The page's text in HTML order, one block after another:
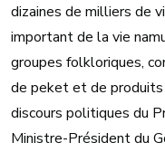
dizaines de milliers de
important de la vie
groupes folkloriques,
de peket et de
discours politiques du
Ministre-Président du